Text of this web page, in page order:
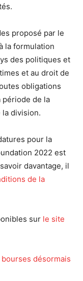
proposé par le
la formulation
des politiques et
et au droit de
obligations
période de la
division.
pour la
2022 est
davantage, il
de la
sur le site
désormais